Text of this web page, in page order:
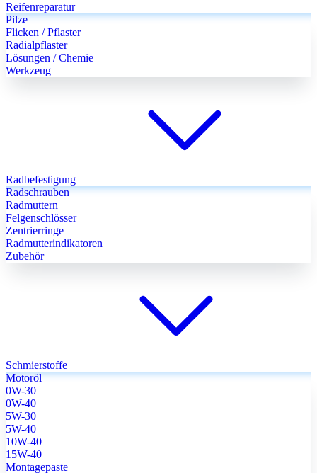
Reifenreparatur
Pilze
Flicken / Pflaster
Radialpflaster
Lösungen / Chemie
Werkzeug
Radbefestigung
Radschrauben
Radmuttern
Felgenschlösser
Zentrierringe
Radmutterindikatoren
Zubehör
Schmierstoffe
Motoröl
0W-30
0W-40
5W-30
5W-40
10W-40
15W-40
Montagepaste